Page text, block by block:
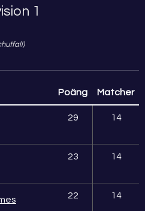
1
Poäng Matcher
29 14
23 14
22 14